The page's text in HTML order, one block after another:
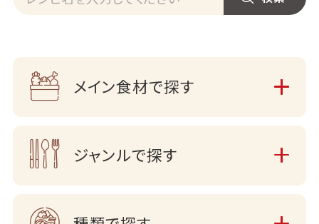
メイン食材で探す
ジャンルで探す